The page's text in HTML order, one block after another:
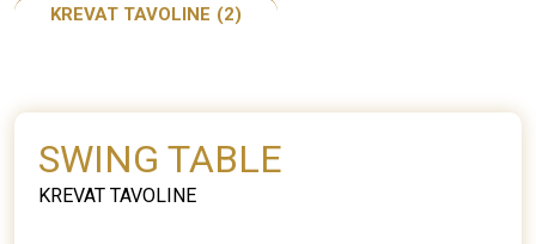
KREVAT TAVOLINE (2)
SWING TABLE
KREVAT TAVOLINE